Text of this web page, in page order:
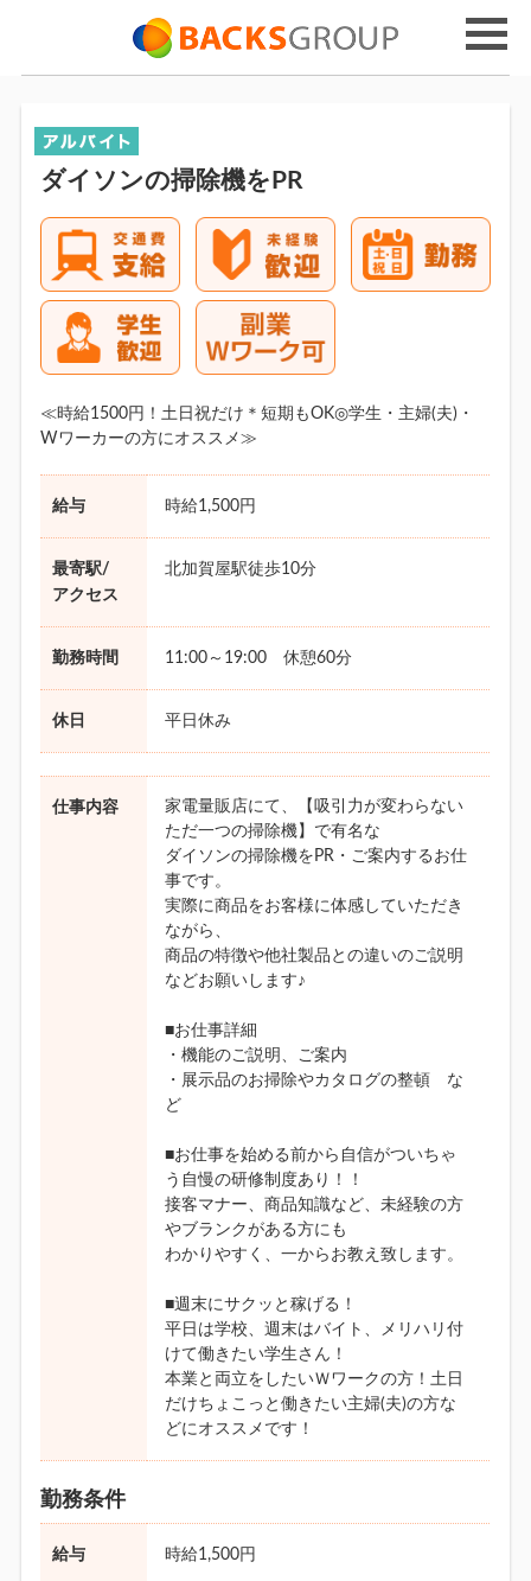
ダイソンの掃除機をPR
≪時給1500円！土日祝だけ＊短期もOK◎学生・主婦(夫)・
Wワーカーの方にオススメ≫
給与 時給1,500円
最寄駅/
アクセス
北加賀屋駅徒歩10分
勤務時間 11:00～19:00 休憩60分
休日 平日休み
仕事内容
家電量販店にて、【吸引力が変わらない
ただ一つの掃除機】で有名な
ダイソンの掃除機をPR・ご案内するお仕
事です。
実際に商品をお客様に体感していただき
ながら、
商品の特徴や他社製品との違いのご説明
などお願いします♪
■お仕事詳細
・機能のご説明、ご案内
・展示品のお掃除やカタログの整頓 な
ど
■お仕事を始める前から自信がついちゃ
う自慢の研修制度あり！！
接客マナー、商品知識など、未経験の方
やブランクがある方にも
わかりやすく、一からお教え致します。
■週末にサクッと稼げる！
平日は学校、週末はバイト、メリハリ付
けて働きたい学生さん！
本業と両立をしたいＷワークの方！土日
だけちょこっと働きたい主婦(夫)の方な
どにオススメです！
勤務条件
給与 時給1,500円